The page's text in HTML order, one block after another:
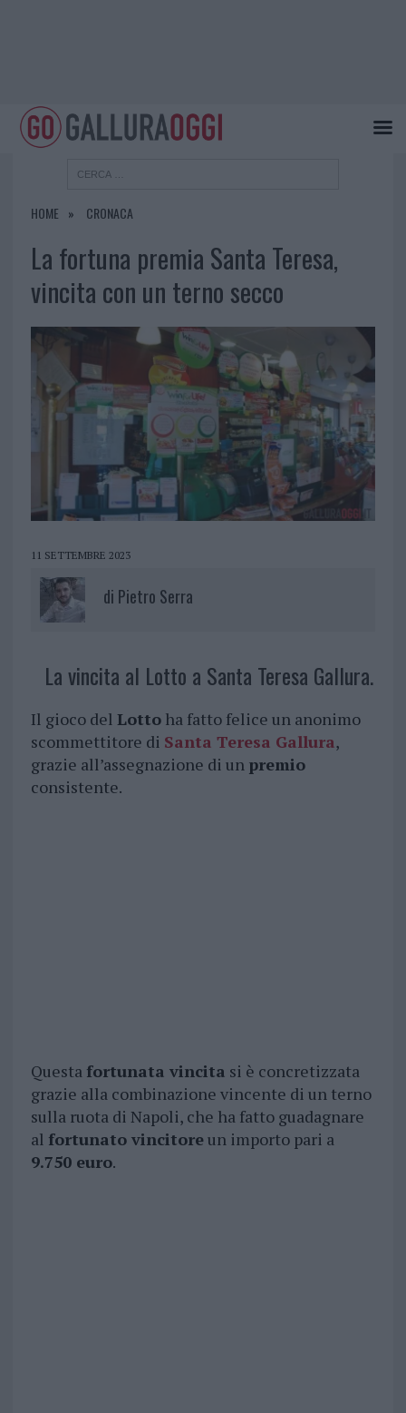
HOME CRONACA
La fortuna premia Santa Teresa,
vincita con un terno secco
11 SETTEMBRE 2023
di Pietro Serra
La vincita al Lotto a Santa Teresa Gallura.
Il gioco del Lottoha fatto felice un anonimo
scommettitore di Santa Teresa Gallura,
grazie all’assegnazione di un premio
consistente.
Questa fortunata vincita si è concretizzata
grazie alla combinazione vincente di un terno
sulla ruota di Napoli, che ha fatto guadagnare
al fortunato vincitoreun importo pari a
9.750 euro.